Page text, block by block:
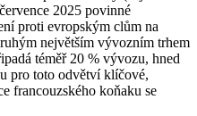
2025 povinné
proti evropským clům na
největším vývozním trhem
téměř 20 % vývozu, hned
pro toto odvětví klíčové,
francouzského koňaku se